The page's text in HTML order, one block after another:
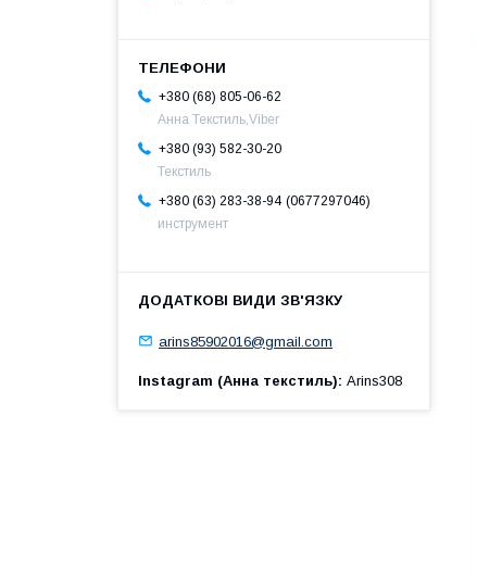
+380 (68) 805-06-62
Анна Текстиль,Viber
+380 (93) 582-30-20
Текстиль
+380 (63) 283-38-94 0677297046
инструмент
arins85902016@gmail.com
Instagram (Анна текстиль) Arins308